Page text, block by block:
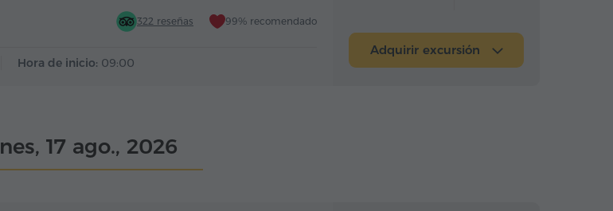
322 reseñas 99% recomendado
Hora de inicio: 09:00
Adquirir excursión
17 ago., 2026